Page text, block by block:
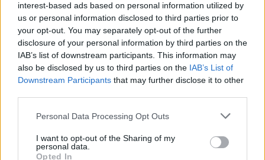
interest-based ads based on personal information utilized by
us or personal information disclosed to third parties prior to
your opt-out. You may separately opt-out of the further
disclosure of your personal information by third parties on the
IAB’s list of downstream participants. This information may
also be disclosed by us to third parties on the IAB’s List of
Downstream Participants that may further disclose it to other
Personal Data Processing Opt Outs
I want to opt-out of the Sharing of my
personal data.
Opted In
МАКЕДОНИЈА ИМА СВЕТСКА
ПИСТА: Огромниот Боинг 777
на индиската претседателка
на Меѓународниот Аеродром
Скопје
Халанд донесе одлука за
својата иднина
ПРЕСВРТ И ПРОТЕСТИ ВО
УКРАИНА, Зеленски доби
ултиматум: „Мора да си оди,
крајниот рок е петок!“
СКОКНА МИНИМАЛНИОТ